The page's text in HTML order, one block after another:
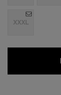
XXXL